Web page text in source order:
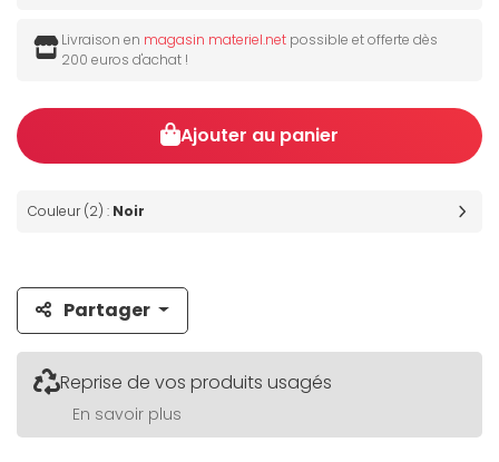
Livraison en magasin materiel.net possible et offerte dès
200 euros d'achat !
Ajouter au panier
Couleur (2) : Noir
Partager
Reprise de vos produits usagés
En savoir plus